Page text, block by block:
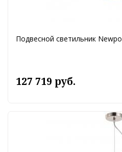
Подвесной светильник
127 719 руб.